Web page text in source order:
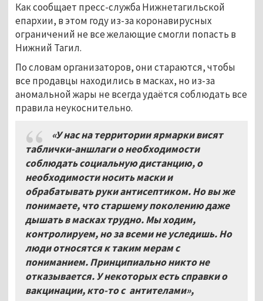
Как сообщает пресс-служба Нижнетагильской
епархии, в этом году из-за коронавирусных
ограничений не все желающие смогли попасть в
Нижний Тагил.
По словам организаторов, они стараются, чтобы
все продавцы находились в масках, но из-за
аномальной жары не всегда удаётся соблюдать все
правила неукоснительно.
«У нас на территории ярмарки висят
таблички-аншлаги о необходимости
соблюдать социальную дистанцию, о
необходимости носить маски и
обрабатывать руки антисептиком. Но вы же
понимаете, что старшему поколению даже
дышать в масках трудно. Мы ходим,
контролируем, но за всеми не уследишь. Но
люди относятся к таким мерам с
пониманием. Принципиально никто не
отказывается. У некоторых есть справки о
вакцинации, кто-то с антителами»,